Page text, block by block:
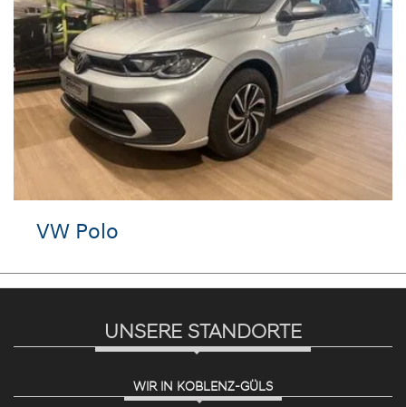
UNSERE STANDORTE
WIR IN KOBLENZ-GÜLS